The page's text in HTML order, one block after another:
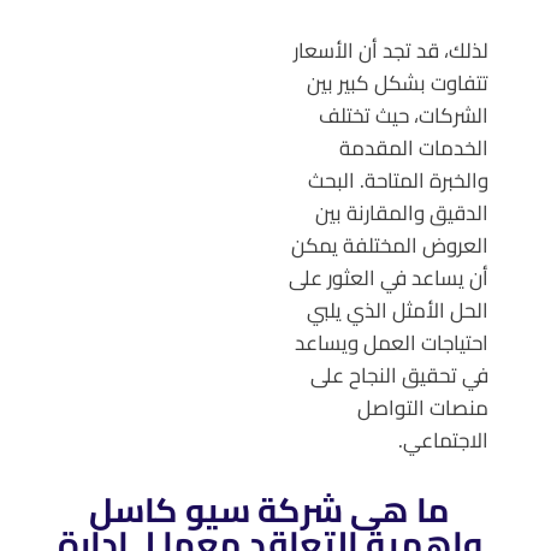
لذلك، قد تجد أن الأسعار
تتفاوت بشكل كبير بين
الشركات، حيث تختلف
الخدمات المقدمة
والخبرة المتاحة. البحث
الدقيق والمقارنة بين
العروض المختلفة يمكن
أن يساعد في العثور على
الحل الأمثل الذي يلبي
احتياجات العمل ويساعد
في تحقيق النجاح على
منصات التواصل
الاجتماعي.
ما هى شركة سيو كاسل